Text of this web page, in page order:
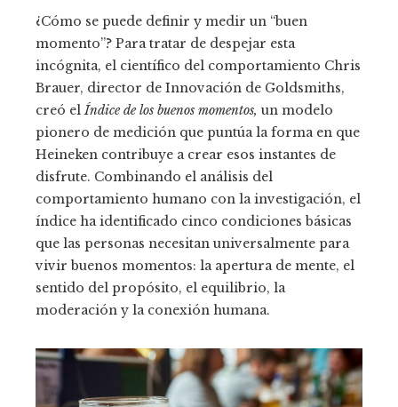
¿Cómo se puede definir y medir un “buen
momento”? Para tratar de despejar esta
incógnita, el científico del comportamiento Chris
Brauer, director de Innovación de Goldsmiths,
creó elÍndice de los buenos momentos, un modelo
pionero de medición que puntúa la forma en que
Heineken contribuye a crear esos instantes de
disfrute. Combinando el análisis del
comportamiento humano con la investigación, el
índice ha identificado cinco condiciones básicas
que las personas necesitan universalmente para
vivir buenos momentos: la apertura de mente, el
sentido del propósito, el equilibrio, la
moderación y la conexión humana.